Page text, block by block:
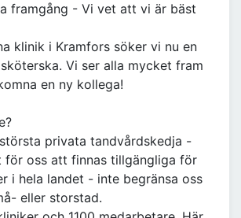
framgång - Vi vet att vi är bäst
klinik i Kramfors söker vi nu en
Vi ser alla mycket fram
en ny kollega!
privata tandvårdskedja -
oss att finnas tillgängliga för
i hela landet - inte begränsa oss
eller storstad.